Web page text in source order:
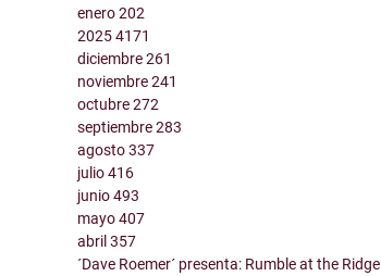
enero202
20254171
diciembre261
noviembre241
octubre272
septiembre283
agosto337
julio416
junio493
mayo407
abril357
´Dave Roemer´ presenta: Rumble at the Ridge